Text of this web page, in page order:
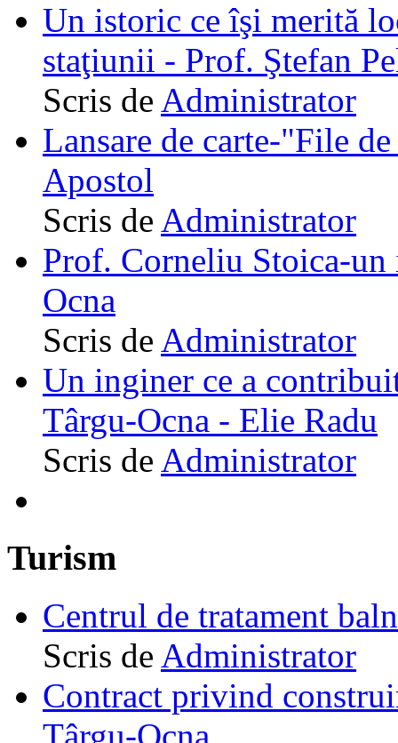
Un istoric ce îşi merită
staţiunii - Prof. Ştefan
Scris de Administrator
Lansare de carte-"File
Apostol
Scris de Administrator
Prof. Corneliu Stoica-
Ocna
Scris de Administrator
Un inginer ce a
Târgu-Ocna - Elie Radu
Scris de Administrator
Turism
Centrul de tratament
Scris de Administrator
Contract privind
Târgu-Ocna